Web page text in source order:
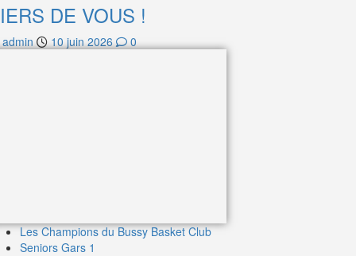
DE VOUS !
admin 10 juin 2026 0
Les Champions du Bussy Basket Club
Seniors Gars 1